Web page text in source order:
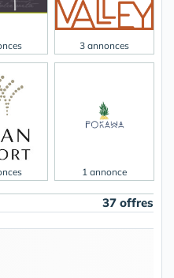
3 annonces
1 annonce
37 offres